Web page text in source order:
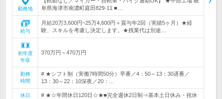
勤務地
阜県海津市南濃町庭田829-11 ■…
給与
月給20万3,600円~25万4,600円＋賞与年2回（実績5ヶ月）★経
験、スキルを考慮し決定します。★残業代は別途…
初年度
年収
370万円～470万円
勤務
時間
# ★シフト制（実働7時間50分）早番／4：50～13：30遅番／
13：30～22：10深夜／20：…
休日
# ★☆年間休日120日☆★■完全週休2日制⇒基本土日休み・祝休